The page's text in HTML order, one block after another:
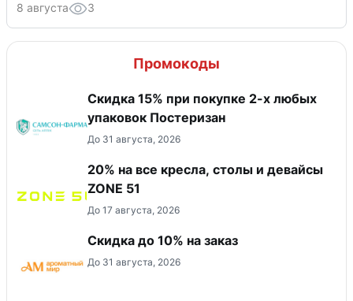
8 августа 3
Промокоды
Скидка 15% при покупке 2-х любых
упаковок Постеризан
До 31 августа, 2026
20% на все кресла, столы и девайсы
ZONE 51
До 17 августа, 2026
Скидка до 10% на заказ
До 31 августа, 2026